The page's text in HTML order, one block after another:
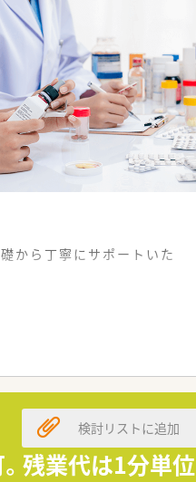
から丁寧にサポートいた
ことができる店舗です。
すいのが特徴となりま
進めております。
る方を募集しています。
方を歓迎いたします。
様を求めております。
残業代は1分単位
検討リストに追加